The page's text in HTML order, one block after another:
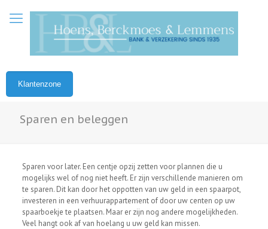
Klantenzone
Sparen en beleggen
Sparen voor later. Een centje opzij zetten voor plannen die u
mogelijks wel of nog niet heeft. Er zijn verschillende manieren om
te sparen. Dit kan door het oppotten van uw geld in een spaarpot,
investeren in een verhuurappartement of door uw centen op uw
spaarboekje te plaatsen. Maar er zijn nog andere mogelijkheden.
Veel hangt ook af van hoelang u uw geld kan missen.